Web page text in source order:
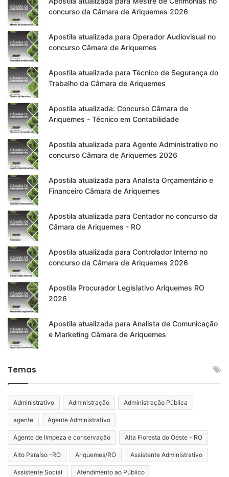
concurso da Câmara de Ariquemes 2026
Apostila atualizada para Operador Audiovisual no
concurso Câmara de Ariquemes
Apostila atualizada para Técnico de Segurança do
Trabalho da Câmara de Ariquemes
Apostila atualizada: Concurso Câmara de
Ariquemes - Técnico em Contabilidade
Apostila atualizada para Agente Administrativo no
concurso Câmara de Ariquemes 2026
Apostila atualizada para Analista Orçamentário e
Financeiro Câmara de Ariquemes
Apostila atualizada para Contador no concurso da
Câmara de Ariquemes - RO
Apostila atualizada para Controlador Interno no
concurso da Câmara de Ariquemes 2026
Apostila Procurador Legislativo Ariquemes RO
2026
Apostila atualizada para Analista de Comunicação
e Marketing Câmara de Ariquemes
Temas
Administrativo Administração Administração Pública
agente Agente Administrativo
Agente de limpeza e conservação Alta Floresta do Oeste - RO
Alto Paraíso -RO Ariquemes/RO Assistente Administrativo
Assistente Social Atendimento ao Público